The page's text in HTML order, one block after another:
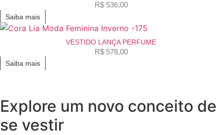
R$536,00
Saiba mais
VESTIDO LANÇA PERFUME
R$578,00
Saiba mais
Explore um novo conceito de
se vestir